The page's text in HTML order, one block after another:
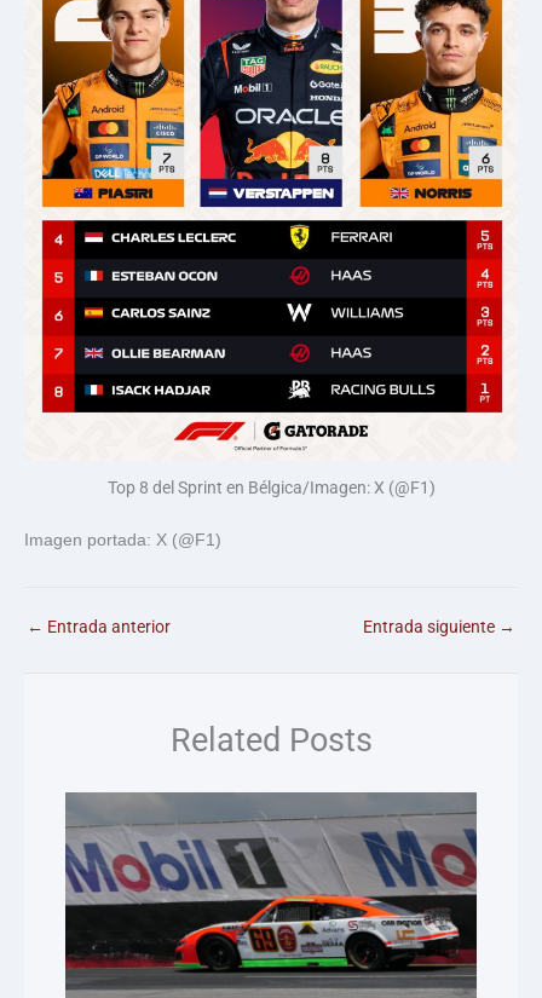
Top 8 del Sprint en Bélgica/Imagen: X (@F1)
Imagen portada: X (@F1)
← Entrada anterior Entrada siguiente →
Related Posts